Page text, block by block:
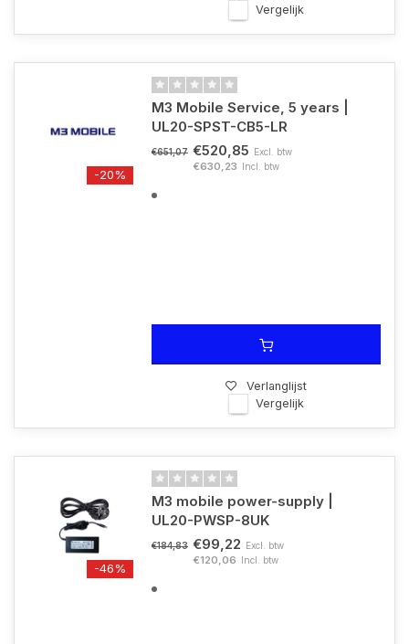
Vergelijk
-20%
M3 Mobile Service, 5 years |
UL20-SPST-CB5-LR
€651,07 €520,85 Excl. btw
€630,23 Incl. btw
Verlanglijst
Vergelijk
-46%
M3 mobile power-supply |
UL20-PWSP-8UK
€184,83 €99,22 Excl. btw
€120,06 Incl. btw